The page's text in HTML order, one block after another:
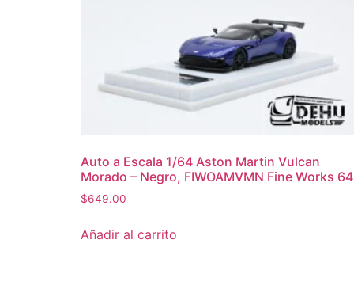
Auto a Escala 1/64 Aston Martin Vulcan
Morado – Negro, FIWOAMVMN Fine Works 64
$649.00
Añadir al carrito